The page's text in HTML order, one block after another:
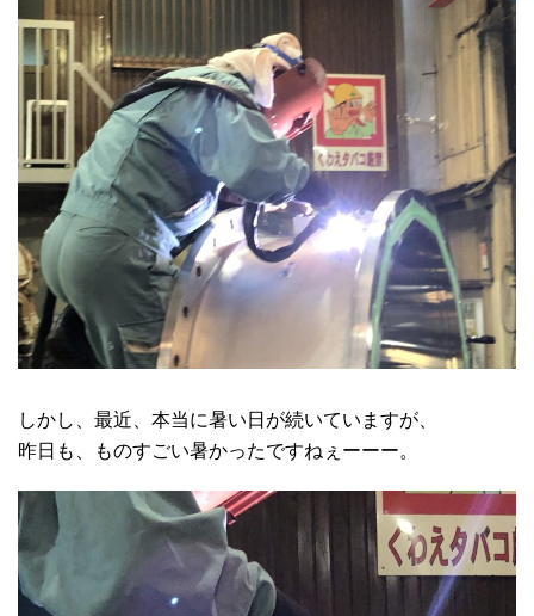
しかし、最近、本当に暑い日が続いていますが、
昨日も、ものすごい暑かったですねぇーーー。